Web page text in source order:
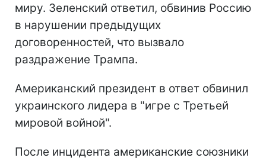
миру. Зеленский ответил, обвинив Россию
в нарушении предыдущих
договоренностей, что вызвало
раздражение Трампа.
Американский президент в ответ обвинил
украинского лидера в "игре с Третьей
мировой войной".
После инцидента американские союзники